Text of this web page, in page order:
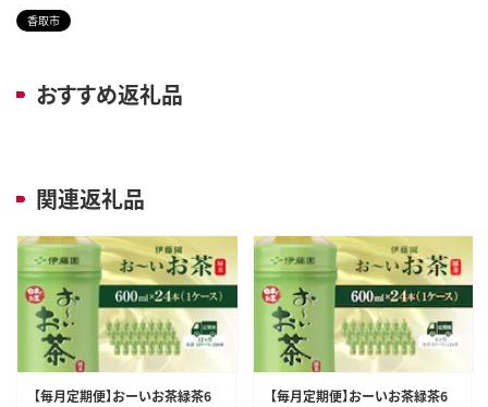
香取市
おすすめ返礼品
関連返礼品
【毎月定期便】おーいお茶緑茶6
【毎月定期便】おーいお茶緑茶6